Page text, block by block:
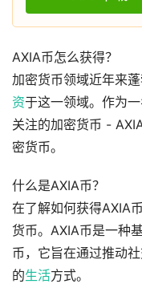
AXIA币怎么获得？
加密货币领域近年来
资于这一领域。作为
关注的加密货币 -
密货币。
什么是AXIA币？
在了解如何获得AXIA
货币。AXIA币是一种
币，它旨在通过推动
的生活方式。